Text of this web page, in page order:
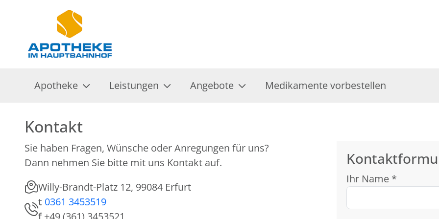
Apotheke Leistungen Angebote Medikamente vorbestellen
Kontakt
Sie haben Fragen, Wünsche oder Anregungen für uns?
Dann nehmen Sie bitte mit uns Kontakt auf.
Willy-Brandt-Platz 12, 99084 Erfurt
t 0361 3453519
f+49 (361) 3453521
Ihr Name *